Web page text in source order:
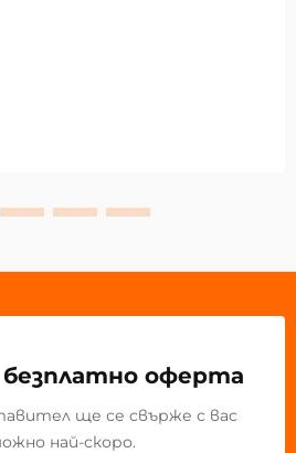
оферта
ще се свърже с вас
най-скоро.